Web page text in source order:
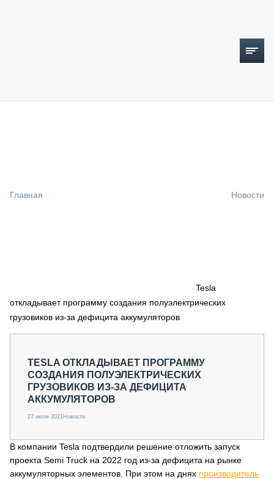
СПЕЦПРОЕКТЫ
МЕРОПРИЯТИЯ
СТАТЬИ ПО КАТЕГОРИЯМ ТЕХНИКИ
Главная Новости
Tesla
откладывает программу создания полуэлектрических
грузовиков из-за дефицита аккумуляторов
TESLA ОТКЛАДЫВАЕТ ПРОГРАММУ
СОЗДАНИЯ ПОЛУЭЛЕКТРИЧЕСКИХ
ГРУЗОВИКОВ ИЗ-ЗА ДЕФИЦИТА
АККУМУЛЯТОРОВ
27 июля 2021Новости
В компании Tesla подтвердили решение отложить запуск
проекта Semi Truck на 2022 год из-за дефицита на рынке
аккумуляторных элементов. При этом на днях производитель